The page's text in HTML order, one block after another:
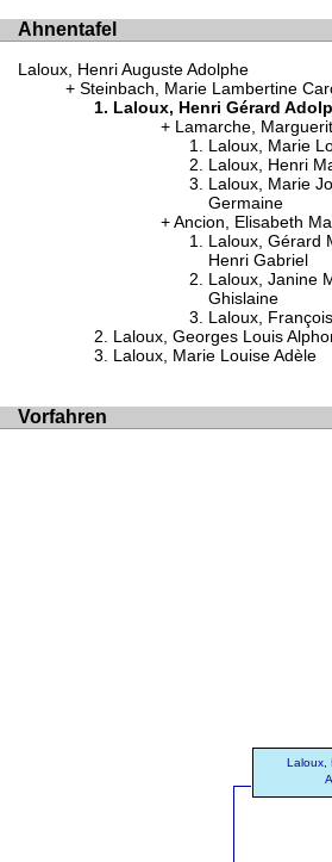
Ahnentafel
Laloux, Henri Auguste Adolphe
Steinbach, Marie Lambertine
Laloux, Henri Gérard
Lamarche,
Laloux, Marie
Laloux, Henri
Laloux, Marie
Germaine
Ancion, Elisabeth
Laloux, Gérard
Henri Gabriel
Laloux, Janine
Ghislaine
Laloux,
Laloux, Georges Louis
Laloux, Marie Louise Adèle
Vorfahren
Laloux,